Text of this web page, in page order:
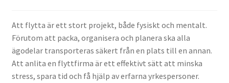
Att flytta är ett stort projekt, både fysiskt och mentalt.
Förutom att packa, organisera och planera ska alla
ägodelar transporteras säkert från en plats till en annan.
Att anlita en flyttfirma är ett effektivt sätt att minska
stress, spara tid och få hjälp av erfarna yrkespersoner.